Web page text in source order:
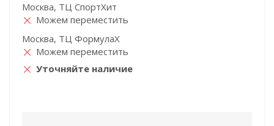
Москва, ТЦ СпортХит
Можем переместить
Москва, ТЦ ФормулаХ
Можем переместить
Уточняйте наличие